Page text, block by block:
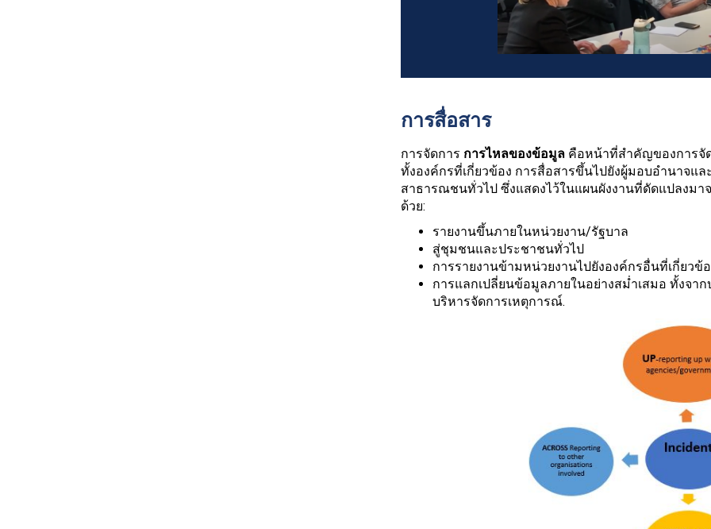
การสื่อสาร
การจัดการ การไหลของข้อมูล คือหน้าที่สำคัญของการจั
ทั้งองค์กรที่เกี่ยวข้อง การสื่อสารขึ้นไปยังผู้มอบอำนาจแ
สาธารณชนทั่วไป ซึ่งแสดงไว้ในแผนผังงานที่ดัดแปลงม
ด้วย:
รายงานขึ้นภายในหน่วยงาน/รัฐบาล
สู่ชุมชนและประชาชนทั่วไป
การรายงานข้ามหน่วยงานไปยังองค์กรอื่นที่เกี่ยวข้
การแลกเปลี่ยนข้อมูลภายในอย่างสม่ำเสมอ ทั้งจา
บริหารจัดการเหตุการณ์.